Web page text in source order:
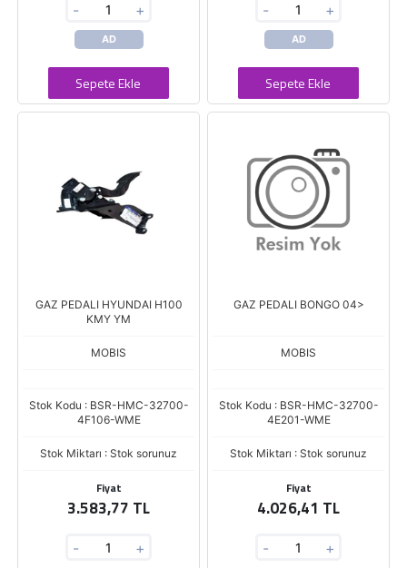
- +
AD
Sepete Ekle
- +
AD
Sepete Ekle
GAZ PEDALI HYUNDAI H100
KMY YM
MOBIS
Stok Kodu : BSR-HMC-32700-
4F106-WME
Stok Miktarı : Stok sorunuz
Fiyat
3.583,77 TL
- +
GAZ PEDALI BONGO 04>
MOBIS
Stok Kodu : BSR-HMC-32700-
4E201-WME
Stok Miktarı : Stok sorunuz
Fiyat
4.026,41 TL
- +